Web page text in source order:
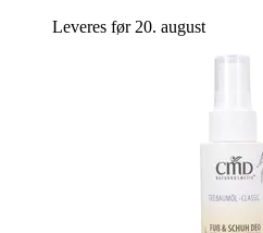
Leveres før 20. august